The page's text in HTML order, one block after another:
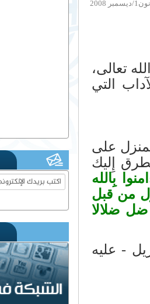
تعالى،
التي
على
إِليك
بِالله
من قبل
ضل ضلالا
- عليه